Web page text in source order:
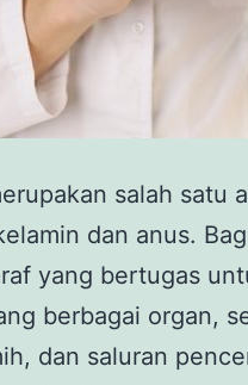
salah satu
dan anus.
yang bertugas
berbagai organ,
dan saluran